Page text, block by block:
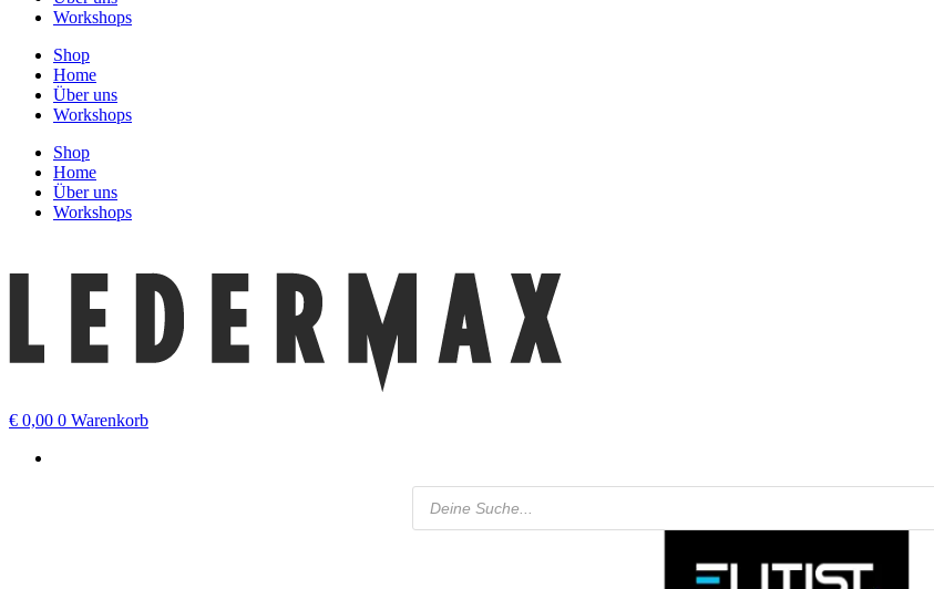
Workshops
Shop
Home
Über uns
Workshops
Shop
Home
Über uns
Workshops
€ 0,00 0 Warenkorb
Products
search